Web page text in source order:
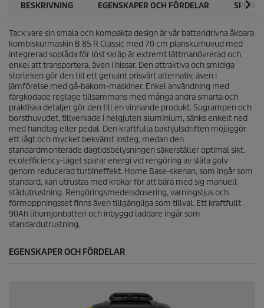
BESKRIVNING EGENSKAPER OCH FÖRDELAR
Tack vare sin smala och kompakta design är vår batteridrivna åkbara
kombiskurmaskin B 85 R Classic med 70 cm planskurhuvud med
integrerad soplåda för löst skräp är extremt lättmanövrerad och
enkel att transportera, även i hissar. Den attraktiva och smidiga
storleken gör den till ett genuint prisvärt alternativ, även i
jämförelse med gå-bakom-maskiner. Enkel användning med
färgkodade reglage tillsammans med många andra smarta och
praktiska detaljer gör den till en vinnande produkt. Sugrampen och
borsthuvudet, tillverkade i helgjuten aluminium, sänks enkelt ned
med handtag eller pedal. Den kraftfulla bakhjulsdriften möjliggör
ett lågt och mycket bekvämt insteg, medan den
standardmonterade dagtidsbelysningen säkerställer optimal sikt.
eco!efficiency-läget sparar energi vid rengöring av släta golv
genom reducerad turbineffekt. Home Base-skenan, som ingår som
standard, kan utrustas med krokar för att bära med sig manuell
städutrustning. Rengöringsmedelsdosering, varningsljus och
förmoppningsset finns även tillgängliga som tillval. Ett kraftfullt
90Ah litiumjonbatteri och inbyggd laddare ingår som
standardutrustning.
EGENSKAPER OCH FÖRDELAR